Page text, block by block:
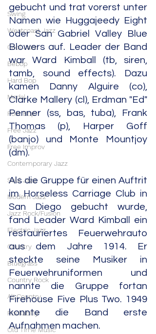
Swing
Westcoast Jazz
Cool Jazz
Bebop
Hard Bop
Modal
Post Bop
Free Jazz
Free Improv
Contemporary Jazz
Soul Jazz
Modern Jazz
Jazz Rock/Fusion
Electric Jazz
Country
Bluegrass
Country Rock
Alt.Country
Rockabilly
Old Time Music
gebucht und trat vorerst unter
Namen wie Huggajeedy Eight
oder San Gabriel Valley Blue
Blowers auf. Leader der Band
war Ward Kimball (tb, siren,
tamb, sound effects). Dazu
kamen Danny Alguire (co),
Clarke Mallery (cl), Erdman "Ed"
Penner (ss, bas, tuba), Frank
Thomas (p), Harper Goff
(banjo) und Monte Mountjoy
(dm).
Als die Gruppe für einen Auftrit
im Horseless Carriage Club in
San Diego gebucht wurde,
fand Leader Ward Kimball ein
restauriertes Feuerwehrauto
aus dem Jahre 1914. Er
steckte seine Musiker in
Feuerwehruniformen und
nannte die Gruppe fortan
Firehouse Five Plus Two. 1949
konnte die Band erste
Aufnahmen machen.